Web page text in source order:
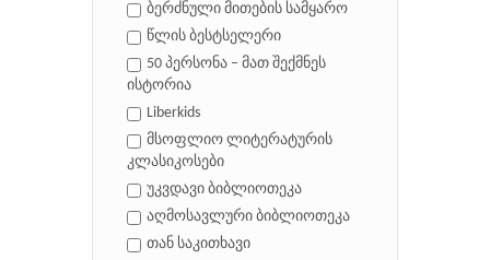
ბერძნული მითების სამყარო
წლის ბესტსელერი
50 პერსონა – მათ შექმნეს
ისტორია
Liberkids
მსოფლიო ლიტერატურის
კლასიკოსები
უკვდავი ბიბლიოთეკა
აღმოსავლური ბიბლიოთეკა
თან საკითხავი